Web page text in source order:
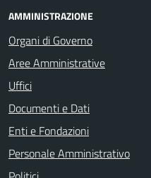
AMMINISTRAZIONE
Organi di Governo
Aree Amministrative
Uffici
Documenti e Dati
Enti e Fondazioni
Personale Amministrativo